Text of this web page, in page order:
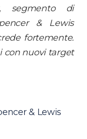
segmento di
& Lewis
fortemente.
con nuovi target
& Lewis